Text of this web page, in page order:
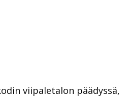
viipaletalon päädyssä,